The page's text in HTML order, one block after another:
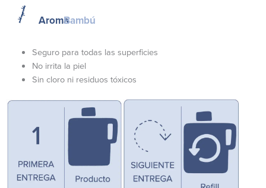
$211.00
$662.00
AromaBambú
Seguro para todas las superficies
No irrita la piel
Sin cloro ni residuos tóxicos